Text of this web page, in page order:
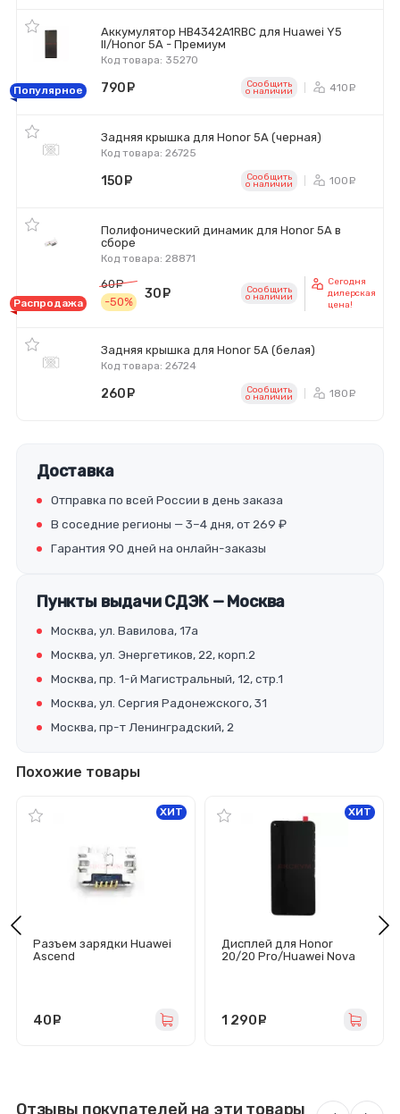
Аккумулятор HB4342A1RBC для Huawei Y5
II/Honor 5A - Премиум
Код товара: 35270
Популярное 790 Сообщить
o наличии 410
Задняя крышка для Honor 5A (черная)
Код товара: 26725
150 Сообщить
o наличии 100
Полифонический динамик для Honor 5A в
сборе
Код товара: 28871
Распродажа
60
руб.
-50%
30 Сообщить
o наличии
Сегодня
дилерская
цена!
Задняя крышка для Honor 5A (белая)
Код товара: 26724
260 Сообщить
o наличии 180
Доставка
Отправка по всей России в день заказа
В соседние регионы — 3–4 дня, от 269 ₽
Гарантия 90 дней на онлайн-заказы
Пункты выдачи СДЭК — Москва
Москва, ул. Вавилова, 17а
Москва, ул. Энергетиков, 22, корп.2
Москва, пр. 1-й Магистральный, 12, стр.1
Москва, ул. Сергия Радонежского, 31
Москва, пр-т Ленинградский, 2
Похожие товары
Разъем зарядки Huawei
Ascend
ХИТ
40
Дисплей для Honor
20/20 Pro/Huawei Nova
ХИТ
1 290
Отзывы покупателей на эти товары